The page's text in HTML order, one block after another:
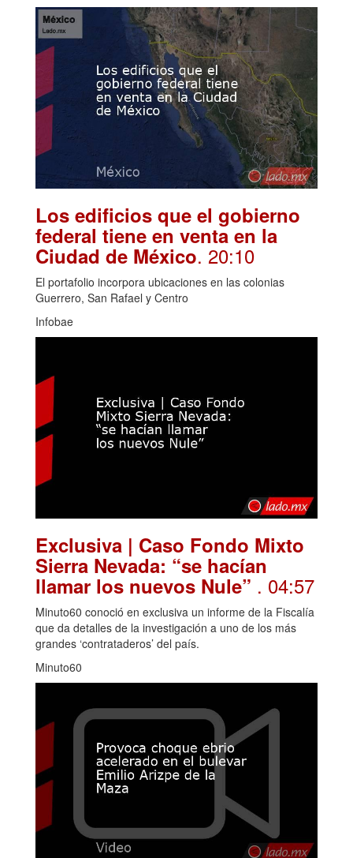
Los edificios que el gobierno
federal tiene en venta en la
Ciudad de México. 20:10
El portafolio incorpora ubicaciones en las colonias
Guerrero, San Rafael y Centro
Infobae
Exclusiva | Caso Fondo Mixto
Sierra Nevada: “se hacían
llamar los nuevos Nule” . 04:57
Minuto60 conoció en exclusiva un informe de la Fiscalía
que da detalles de la investigación a uno de los más
grandes ‘contrataderos’ del país.
Minuto60